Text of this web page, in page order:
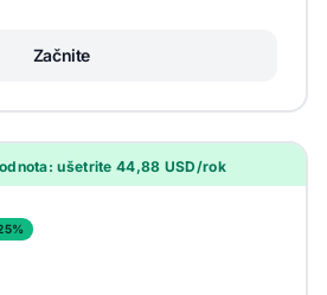
Začnite
ušetrite 44,88 USD/rok